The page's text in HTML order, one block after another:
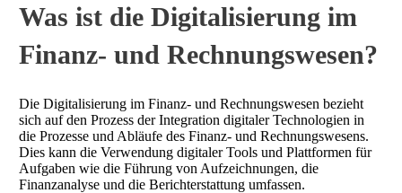
Was ist die Digitalisierung im
Finanz- und Rechnungswesen?
Die Digitalisierung im Finanz- und Rechnungswesen bezieht
sich auf den Prozess der Integration digitaler Technologien in
die Prozesse und Abläufe des Finanz- und Rechnungswesens.
Dies kann die Verwendung digitaler Tools und Plattformen für
Aufgaben wie die Führung von Aufzeichnungen, die
Finanzanalyse und die Berichterstattung umfassen.